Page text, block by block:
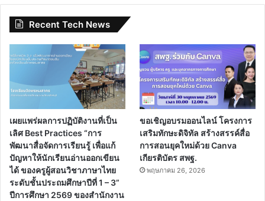
Recent Tech News
เผยแพร่ผลการปฏิบัติงานที่เป็น
เลิศ Best Practices “การ
พัฒนาสื่อจัดการเรียนรู้ เพื่อแก้
ปัญหาให้นักเรียนอ่านออกเขียน
ได้ ของครูผู้สอนวิชาภาษาไทย
ระดับชั้นประถมศึกษาปีที่ 1 – 3”
ปีการศึกษา 2569 ของสำนักงาน
ขอเชิญอบรมออนไลน์ โครงการ
เสริมทักษะดิจิทัล สร้างสรรค์สื่อ
การสอนยุคใหม่ด้วย Canva
เกียรติบัตร สพฐ.
พฤษภาคม 26, 2026